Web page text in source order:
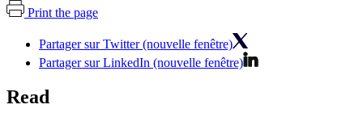
Print the page
Partager sur Twitter (nouvelle fenêtre)
Partager sur LinkedIn (nouvelle fenêtre)
Read